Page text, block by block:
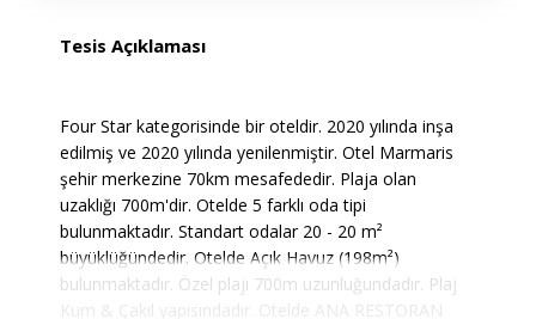
Tesis Açıklaması
Four Star kategorisinde bir oteldir. 2020 yılında inşa
edilmiş ve 2020 yılında yenilenmiştir. Otel Marmaris
şehir merkezine 70km mesafededir. Plaja olan
uzaklığı 700m'dir. Otelde 5 farklı oda tipi
bulunmaktadır. Standart odalar 20 - 20 m²
büyüklüğündedir. Otelde Açık Havuz (198m²)
bulunmaktadır. Özel plajı 700m uzunluğundadır. Plaj
Kum & Çakıl yapısındadır. Otelde ANA RESTORAN